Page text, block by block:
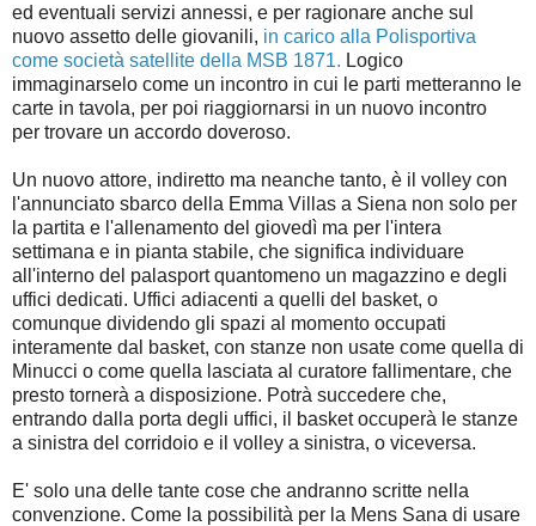
ed eventuali servizi annessi, e per ragionare anche sul
nuovo assetto delle giovanili, in carico alla Polisportiva
come società satellite della MSB 1871. Logico
immaginarselo come un incontro in cui le parti metteranno le
carte in tavola, per poi riaggiornarsi in un nuovo incontro
per trovare un accordo doveroso.
Un nuovo attore, indiretto ma neanche tanto, è il volley con
l'annunciato sbarco della Emma Villas a Siena non solo per
la partita e l'allenamento del giovedì ma per l'intera
settimana e in pianta stabile, che significa individuare
all'interno del palasport quantomeno un magazzino e degli
uffici dedicati. Uffici adiacenti a quelli del basket, o
comunque dividendo gli spazi al momento occupati
interamente dal basket, con stanze non usate come quella di
Minucci o come quella lasciata al curatore fallimentare, che
presto tornerà a disposizione. Potrà succedere che,
entrando dalla porta degli uffici, il basket occuperà le stanze
a sinistra del corridoio e il volley a sinistra, o viceversa.
E' solo una delle tante cose che andranno scritte nella
convenzione. Come la possibilità per la Mens Sana di usare